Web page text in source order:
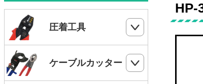
HP-
圧着工具
ハンドプレス
電気工事士技能試験工具セット
ケーブルカッター